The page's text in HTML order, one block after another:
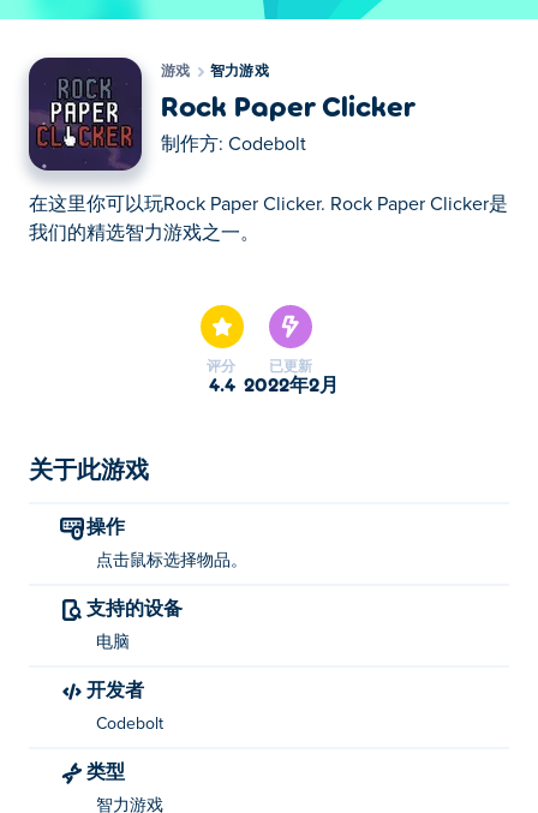
游戏 智力游戏
Rock Paper Clicker
制作方: Codebolt
在这里你可以玩Rock Paper Clicker. Rock Paper Clicker是
我们的精选智力游戏之一。
评分
4.4
已更新
2022年2月
关于此游戏
操作
点击鼠标选择物品。
支持的设备
电脑
开发者
Codebolt
类型
智力游戏